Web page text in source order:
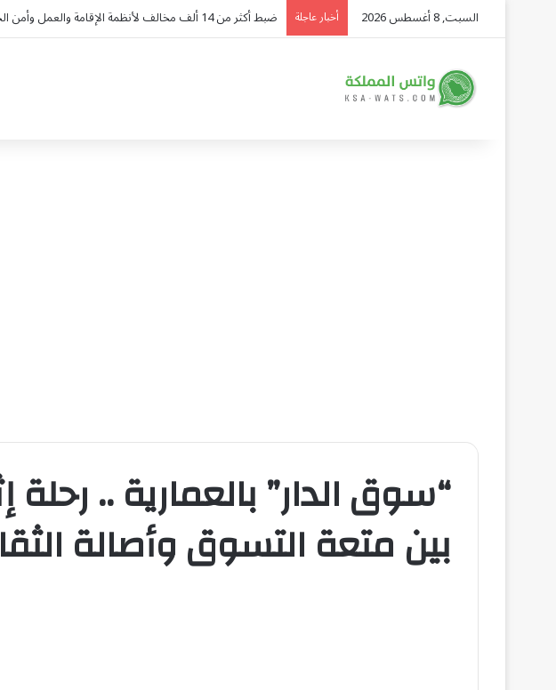
السبت, 8 أغسطس 2026 أخبار عاجلة «المرور» يحذر: لوحات المركبة التالفة أو غير الواضحة مخالفة بغرامة
“سوق الدار” بالعمارية .. رحلة
بين متعة التسوق وأصالة